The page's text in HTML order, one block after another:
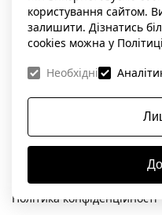
© Idea Digital Agency
+38 098 560-65-65 (Viber,
Facebook
Instagram
contact@ideadigital.agency
Політика конфіденційності
користування сайтом.
залишити. Дізнатись
cookies можна у
Необхідні